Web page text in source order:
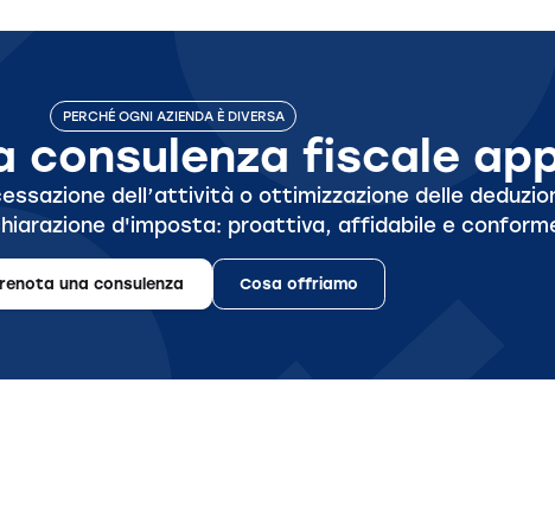
PERCHÉ OGNI AZIENDA È DIVERSA
fiscale
dell’attività o ottimizzazione delle
d'imposta: proattiva, affidabile e
una consulenza Cosa offriamo